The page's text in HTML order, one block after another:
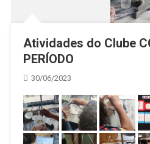
Atividades do Clube
PERÍODO
30/06/2023